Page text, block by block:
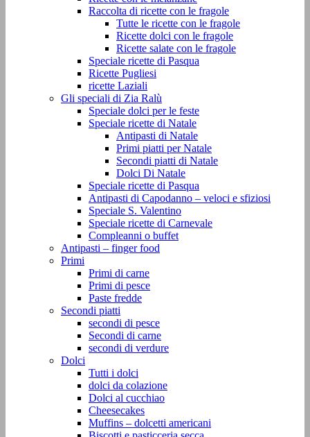
Raccolta di ricette con le fragole
Tutte le ricette con le fragole
Ricette dolci con le fragole
Ricette salate con le fragole
Speciale ricette di Pasqua
Ricette Pugliesi
ricette Laziali
Gli speciali di Zia Ralù
Speciale dolci per le feste
Speciale ricette di Natale
Antipasti di Natale
Primi piatti per Natale
Secondi piatti di Natale
Dolci Di Natale
Speciale ricette di Pasqua
Antipasti di Capodanno – veloci e sfiziosi
Speciale S. Valentino
Speciale ricette di Carnevale
Compleanni o buffet
Antipasti – finger food
Primi
Primi di carne
Primi di pesce
Paste fredde
Secondi piatti
secondi di pesce
Secondi di carne
secondi di verdure
Dolci
Tutti i dolci
dolci da colazione
Dolci al cucchiao
Cheesecakes
Muffins – dolcetti americani